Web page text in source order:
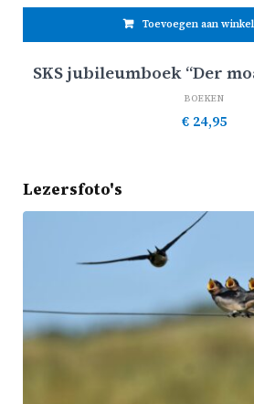
Toevoegen aan
SKS jubileumboek “Der
BOEKEN
€ 24,95
Lezersfoto's